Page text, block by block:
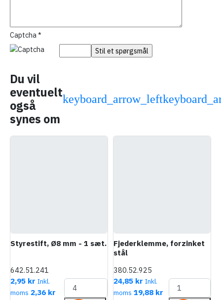
Captcha*
Du vil
eventuelt
også
synes om
Forrige
keyboard_arrow_left
Styrestift, Ø8 mm - 1 sæt.
642.51.241
2,95 kr Inkl.
moms 2,36 kr
Fjederklemme, forzinket
stål
380.52.925
24,85 kr Inkl.
moms 19,88 kr